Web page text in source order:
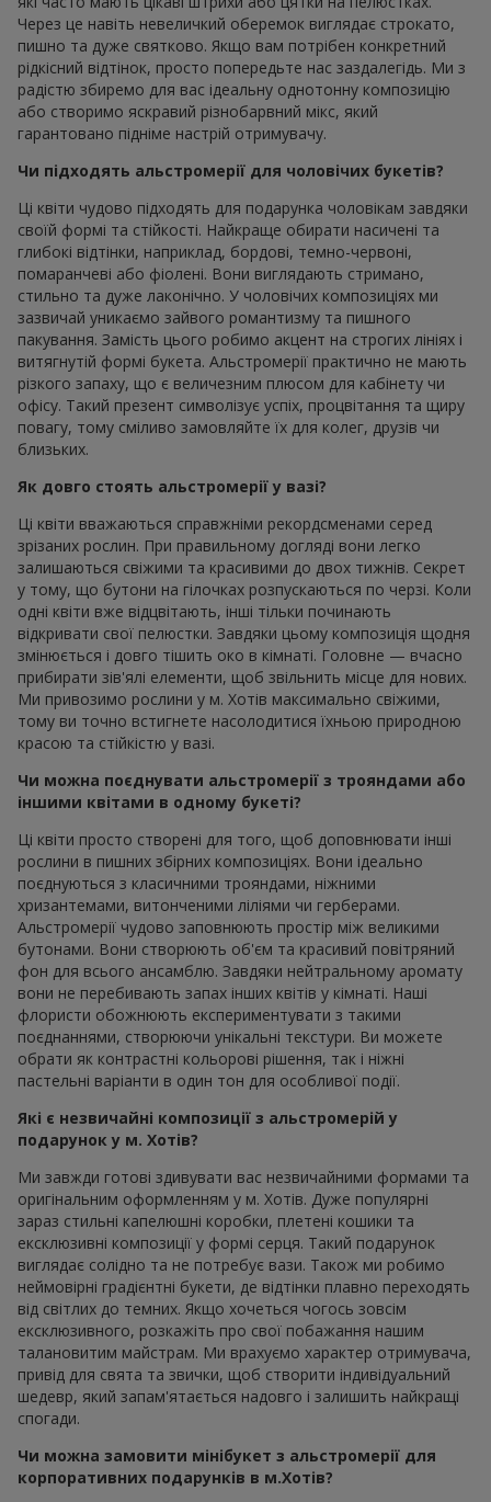
Через це навіть невеличкий оберемок виглядає строкато,
пишно та дуже святково. Якщо вам потрібен конкретний
рідкісний відтінок, просто попередьте нас заздалегідь. Ми з
радістю збиремо для вас ідеальну однотонну композицію
або створимо яскравий різнобарвний мікс, який
гарантовано підніме настрій отримувачу.
Чи підходять альстромерії для чоловічих букетів?
Ці квіти чудово підходять для подарунка чоловікам завдяки
своїй формі та стійкості. Найкраще обирати насичені та
глибокі відтінки, наприклад, бордові, темно-червоні,
помаранчеві або фіолені. Вони виглядають стримано,
стильно та дуже лаконічно. У чоловічих композиціях ми
зазвичай уникаємо зайвого романтизму та пишного
пакування. Замість цього робимо акцент на строгих лініях і
витягнутій формі букета. Альстромерії практично не мають
різкого запаху, що є величезним плюсом для кабінету чи
офісу. Такий презент символізує успіх, процвітання та щиру
повагу, тому сміливо замовляйте їх для колег, друзів чи
близьких.
Як довго стоять альстромерії у вазі?
Ці квіти вважаються справжніми рекордсменами серед
зрізаних рослин. При правильному догляді вони легко
залишаються свіжими та красивими до двох тижнів. Секрет
у тому, що бутони на гілочках розпускаються по черзі. Коли
одні квіти вже відцвітають, інші тільки починають
відкривати свої пелюстки. Завдяки цьому композиція щодня
змінюється і довго тішить око в кімнаті. Головне — вчасно
прибирати зів'ялі елементи, щоб звільнить місце для нових.
Ми привозимо рослини у м. Хотів максимально свіжими,
тому ви точно встигнете насолодитися їхньою природною
красою та стійкістю у вазі.
Чи можна поєднувати альстромерії з трояндами або
іншими квітами в одному букеті?
Ці квіти просто створені для того, щоб доповнювати інші
рослини в пишних збірних композиціях. Вони ідеально
поєднуються з класичними трояндами, ніжними
хризантемами, витонченими ліліями чи герберами.
Альстромерії чудово заповнюють простір між великими
бутонами. Вони створюють об'єм та красивий повітряний
фон для всього ансамблю. Завдяки нейтральному аромату
вони не перебивають запах інших квітів у кімнаті. Наші
флористи обожнюють експериментувати з такими
поєднаннями, створюючи унікальні текстури. Ви можете
обрати як контрастні кольорові рішення, так і ніжні
пастельні варіанти в один тон для особливої події.
Які є незвичайні композиції з альстромерій у
подарунок у м. Хотів?
Ми завжди готові здивувати вас незвичайними формами та
оригінальним оформленням у м. Хотів. Дуже популярні
зараз стильні капелюшні коробки, плетені кошики та
ексклюзивні композиції у формі серця. Такий подарунок
виглядає солідно та не потребує вази. Також ми робимо
неймовірні градієнтні букети, де відтінки плавно переходять
від світлих до темних. Якщо хочеться чогось зовсім
ексклюзивного, розкажіть про свої побажання нашим
талановитим майстрам. Ми врахуємо характер отримувача,
привід для свята та звички, щоб створити індивідуальний
шедевр, який запам'ятається надовго і залишить найкращі
спогади.
Чи можна замовити мінібукет з альстромерії для
корпоративних подарунків в м.Хотів?